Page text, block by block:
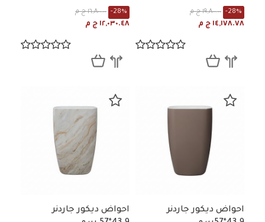
١٩,٨٠٠.٠٠ ج م -28%
١٤,١٧٨.٧٨ ج م
١٦,٨٠٠.٠٠ ج م -28%
١٢,٠٣٠.٤٨ ج م
احواض ديكور جاردنر
احواض ديكور جاردنر